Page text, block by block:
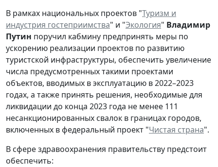
В рамках национальных проектов "Туризм и
индустрия гостеприимства" и "Экология" Владимир
Путин поручил кабмину предпринять меры по
ускорению реализации проектов по развитию
туристской инфраструктуры, обеспечить увеличение
числа предусмотренных такими проектами
объектов, вводимых в эксплуатацию в 2022–2023
годах, а также принять решения, необходимые для
ликвидации до конца 2023 года не менее 111
несанкционированных свалок в границах городов,
включенных в федеральный проект "Чистая страна".
В сфере здравоохранения правительству предстоит
обеспечить: